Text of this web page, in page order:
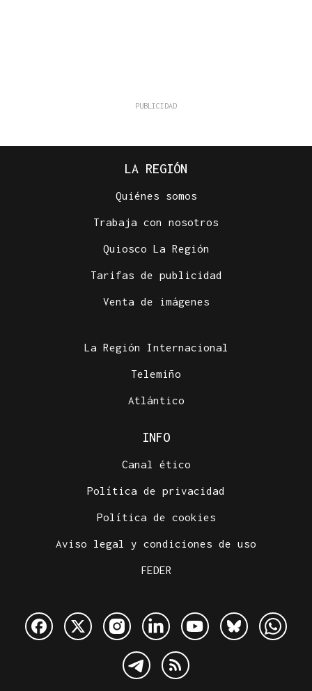
LA REGIÓN
Quiénes somos
Trabaja con nosotros
Quiosco La Región
Tarifas de publicidad
Venta de imágenes
La Región Internacional
Telemiño
Atlántico
INFO
Canal ético
Política de privacidad
Política de cookies
Aviso legal y condiciones de uso
FEDER